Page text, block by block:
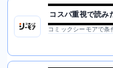
コスパ重視で読み
コミックシーモアで条